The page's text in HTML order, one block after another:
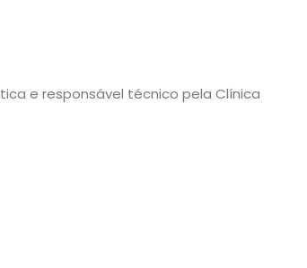
e responsável técnico pela Clínica